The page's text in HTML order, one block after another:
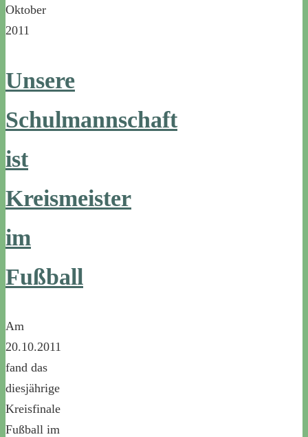
Oktober
2011
Unsere
Schulmannschaft
ist
Kreismeister
im
Fußball
Am
20.10.2011
fand das
diesjährige
Kreisfinale
Fußball im